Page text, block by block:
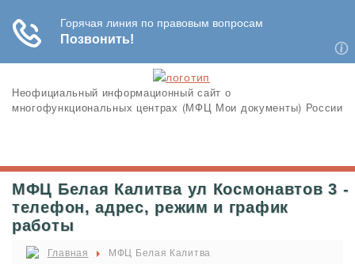
Неофициальный информационный сайт о
многофункциональных центрах (МФЦ Мои документы) России
МФЦ Белая Калитва ул Космонавтов 3 -
телефон, адрес, режим и график
работы
Главная МФЦ Белая Калитва